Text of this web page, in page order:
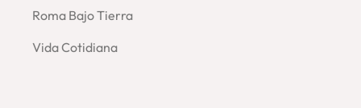
Roma Bajo Tierra
Vida Cotidiana